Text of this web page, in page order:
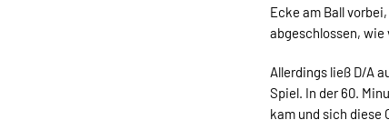
Ecke am Ball
abgeschlossen, wie
Allerdings ließ D/A
Spiel. In der 60.
kam und sich diese